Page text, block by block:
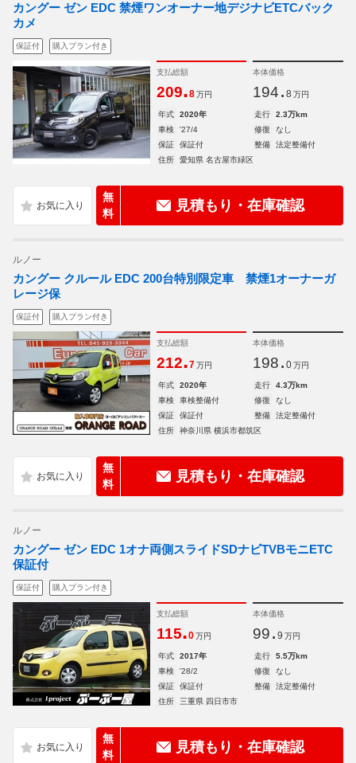
カングー ゼン EDC 禁煙ワンオーナー地デジナビETCバック
カメ
保証付 購入プラン付き
支払総額
209.8 万円
本体価格
194. 8 万円
年式 2020年 走行
2.3万km
車検
'27/4 修復
なし
保証
保証付 整備
法定整備付
住所
愛知県 名古屋市緑区
無
料
見積もり・在庫確認
ルノー
カングー クルール EDC 200台特別限定車 禁煙1オーナーガ
レージ保
保証付 購入プラン付き
支払総額
212.7 万円
本体価格
198. 0 万円
年式 2020年 走行
4.3万km
車検
車検整備付 修復
なし
保証
保証付 整備
法定整備付
住所
神奈川県 横浜市都筑区
無
料
見積もり・在庫確認
ルノー
カングー ゼン EDC 1オナ両側スライドSDナビTVBモニETC
保証付
保証付 購入プラン付き
支払総額
115.0 万円
本体価格
99. 9 万円
年式 2017年 走行
5.5万km
車検
'28/2 修復
なし
保証
保証付 整備
法定整備付
住所
三重県 四日市市
無
料
見積もり・在庫確認